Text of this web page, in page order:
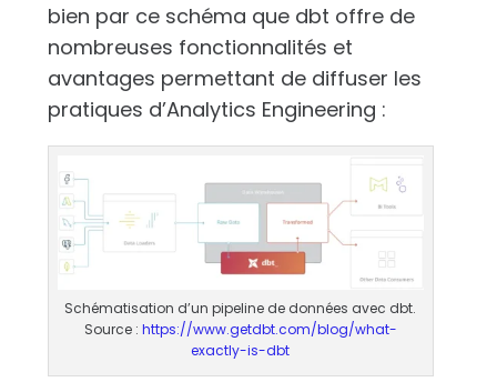
bien par ce schéma que dbt offre de
nombreuses fonctionnalités et
avantages permettant de diffuser les
pratiques d’Analytics Engineering :
Schématisation d’un pipeline de données avec dbt.
Source : https://www.getdbt.com/blog/what-
exactly-is-dbt